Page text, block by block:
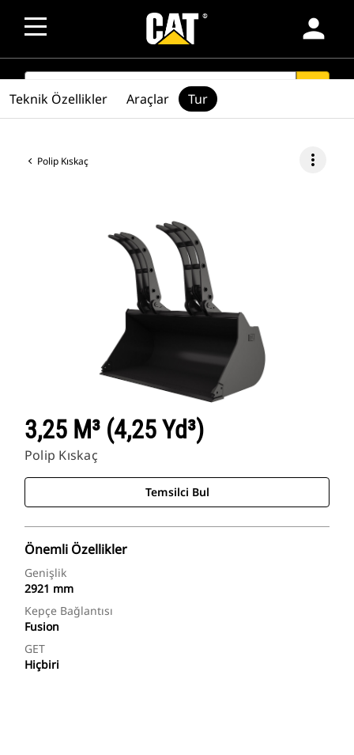
person
SEARCH
Polip Kıskaç more_vert
3,25 M³ (4,25 Yd³)
Polip Kıskaç
Temsilci Bul
Önemli Özellikler
Genişlik
2921 mm
Kepçe Bağlantısı
Fusion
GET
Hiçbiri
Teknik Özellikler Araçlar Tur